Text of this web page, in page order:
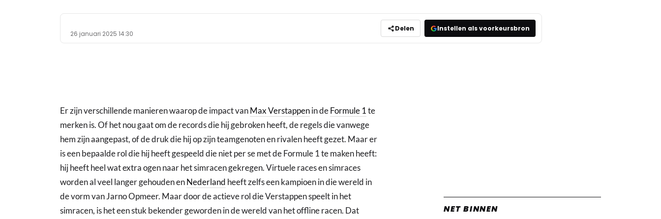
26 januari 2025 14:30
Delen Instellen als voorkeursbron
Er zijn verschillende manieren waarop de impact vanMax Verstappenin deFormule 1te
merken is. Of het nou gaat om de records die hij gebroken heeft, de regels die vanwege
hem zijn aangepast, of de druk die hij op zijn teamgenoten en rivalen heeft gezet. Maar er
is een bepaalde rol die hij heeft gespeeld die niet per se met de Formule 1 te maken heeft:
hij heeft heel wat extra ogen naar het simracen gekregen. Virtuele races en simraces
worden al veel langer gehouden enNederland heeft zelfs een kampioen in die wereld in
de vorm van Jarno Opmeer. Maar door de actieve rol die Verstappen speelt in het
simracen, is het een stuk bekender geworden in de wereld van het offline racen. Dat
NET BINNEN